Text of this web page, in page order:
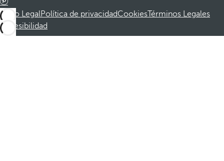
Aviso LegalPolítica de privacidadCookiesTérminos Legales
Accesibilidad